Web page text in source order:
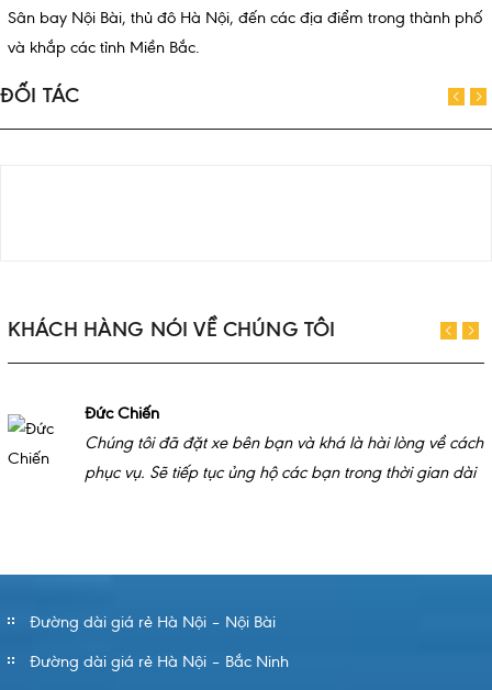
Sân bay Nội Bài, thủ đô Hà Nội, đến các địa điểm trong thành phố
và khắp các tỉnh Miền Bắc.
ĐỐI TÁC
KHÁCH HÀNG NÓI VỀ CHÚNG TÔI
Đức Chiến
Chúng tôi đã đặt xe bên bạn và khá là hài lòng về cách
phục vụ. Sẽ tiếp tục ủng hộ các bạn trong thời gian dài
Đường dài giá rẻ Hà Nội – Nội Bài
Đường dài giá rẻ Hà Nội – Bắc Ninh